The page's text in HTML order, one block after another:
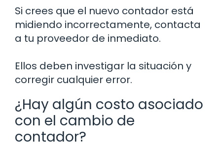
Si crees que el nuevo contador está
midiendo incorrectamente, contacta
a tu proveedor de inmediato.
Ellos deben investigar la situación y
corregir cualquier error.
¿Hay algún costo asociado
con el cambio de
contador?